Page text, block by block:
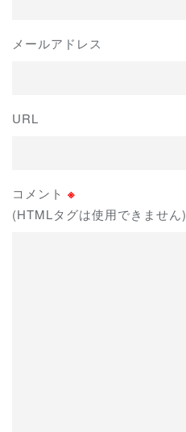
メールアドレス
URL
コメント ※
(HTMLタグは使用できません)